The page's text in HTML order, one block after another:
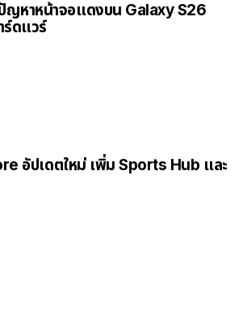
หาหน้าจอแดงบน Galaxy S26
ร์ดแวร์
อัปเดตใหม่ เพิ่ม Sports Hub และ